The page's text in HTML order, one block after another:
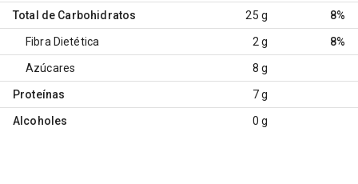
Total de Carbohidratos 25 g 8%
Fibra Dietética 2 g 8%
Azúcares 8 g
Proteínas 7 g
Alcoholes 0 g